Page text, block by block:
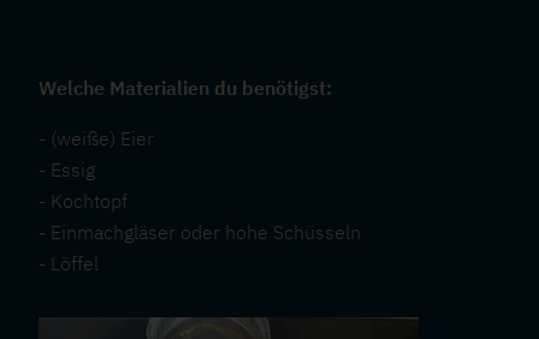
Welche Materialien du benötigst:
- (weiße) Eier
- Essig
- Kochtopf
- Einmachgläser oder hohe Schüsseln
- Löffel